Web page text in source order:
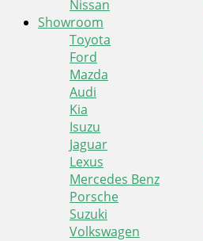
Nissan
Showroom
Toyota
Ford
Mazda
Audi
Kia
Isuzu
Jaguar
Lexus
Mercedes Benz
Porsche
Suzuki
Volkswagen